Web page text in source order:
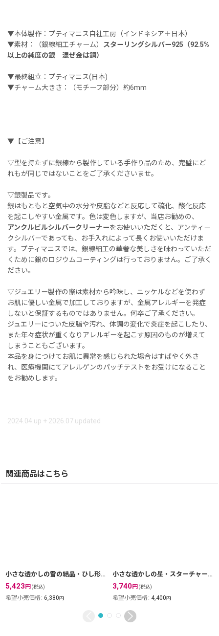
▼本体製作：プティマニス自社工房（インドネシア＋日本）
▼素材：（銀線細工チャーム）
スターリングシルバー925（92.5%
以上の純度の銀 混ぜ金は銅）
▼最終組立：プティマニス(日本)
▼チャーム大きさ：（モチーフ部分）約6mm
▼【ご注意】
▽型を持たずに銀線から製作している手作り品のため、完璧にど
れもが同じではないことをご了承くださいませ。
▽銀製品です。
銀はもともと空気中の水分や皮脂などと反応して硫化、酸化反応
を起こしやすい金属です。色は変色しますが、当店お勧めの、
アンクルビルシルバークリーナーをお使いいただくと、アンティー
クシルバーであっても、お手入れによって長くお使いいただけま
す。プティマニスでは、銀線細工の華奢な美しさを味わっていただ
くために銀のロジウムコーティングは行っておりません。ご了承く
ださい。
▽ジュエリー製作の際は素材から吟味し、ニッケルなどを使わず
お肌に優しい金属で加工しておりますが、金属アレルギーを発症
しないと保証するものではありません。何卒ご了承ください。
ジュエリーについた皮脂や汚れ、体調の変化で炎症を起こしたり、
また年々症状が重くなりアレルギーを起こす原因のものが増えて
しまうこともございます。
本品を身につけてお肌に異常を感じられた場合はすばやく外さ
れ、医療機関にてアレルゲンのパッチテストをお受けになること
をお勧めします。
2024.04.up + 2026.07 updated
関連商品はこちら
小さな透かしの雪の結晶・ひし形チャームのゴールドドロップアス 【ニッケルフリー】【金属アレルギー】
5,423 円 (税込)
希望小売価格 : 6,380円
小さな透かしの星・スターチャームのドロップピアス・銀線細工 silver925
3,740円 (税込)
希望小売価格 : 4,400円